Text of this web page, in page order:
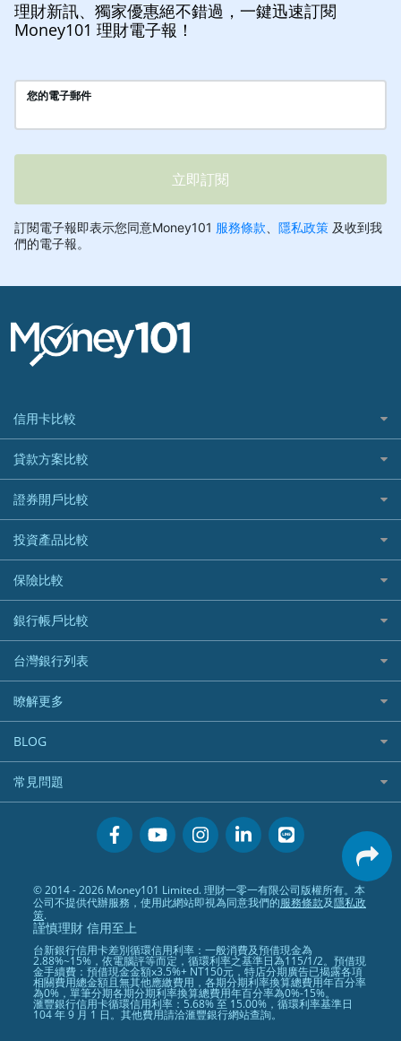
理財新訊、獨家優惠絕不錯過，一鍵迅速訂閱
Money101 理財電子報！
信用卡比較
信用卡情境類別推薦
所有信用卡
精選推薦
國內外現金回饋
繳稅優惠
航空哩程回饋
加油優惠
分期零利率優惠
首刷禮優惠
網購優惠
行動支付優惠
旅遊訂房優惠
貸款方案比較
快速線上貸款推薦
最完整貸款資訊一次看
繳稅貸款
貸款計算機
車貸計算機
精選貸款推薦
信貸利率比較
一般個人貸款
優質客戶貸款
小額借款
循環貸款
汽機車貸款比較
信用貸款銀行列表
債務整合
24小時內入帳貸款
證券開戶比較
台股證券戶
美股證券戶
投資產品比較
機器人投資
加密貨幣
外幣定存
保險比較
住宅險
汽車保險
機車保險
寵物險
銀行帳戶比較
財富管理帳戶
數位存款帳戶
美元定存
台灣銀行列表
銀行與合作機構列表
銀行客服電話
暸解更多
加入我們
訂閱電子報
媒體聯絡
關於我們
BLOG
專欄文章
常見問題
活動禮贈品兌換相關
會員相關常見問題
金融商品常見問題
© 2014 - 2026 Money101 Limited. 理財一零一有限公司版權所有。本
公司不提供代辦服務，使用此網站即視為同意我們的服務條款及隱私政
策.
謹慎理財 信用至上
台新銀行信用卡差別循環信用利率：一般消費及預借現金為
2.88%~15%，依電腦評等而定，循環利率之基準日為115/1/2。預借現
金手續費：預借現金金額x3.5%+ NT150元，特店分期廣告已揭露各項
相關費用總金額且無其他應繳費用，各期分期利率換算總費用年百分率
為0%，單筆分期各期分期利率換算總費用年百分率為0%-15%。
滙豐銀行信用卡循環信用利率：5.68% 至 15.00%，循環利率基準日
104 年 9 月 1 日。其他費用請洽滙豐銀行網站查詢。